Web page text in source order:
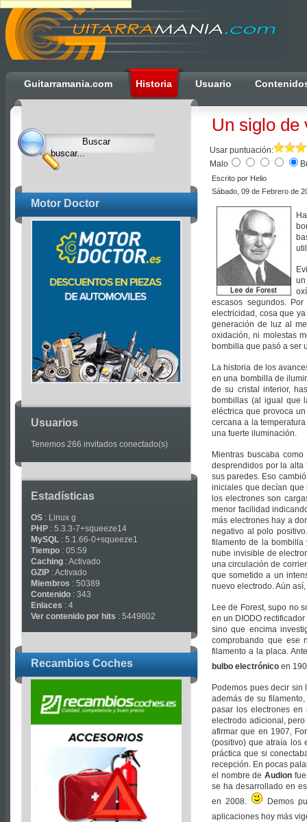
Guitarramania.com Historia Usuario
Motor Doctor
Usuarios
Tenemos 266 invitados conectado(s)
Estadísticas
OS : Linux g
PHP : 5.3.3-7+squeeze14
MySQL : 5.1.66-0+squeeze1
Tiempo : 05:59
Caching : Activado
GZIP : Activado
Miembros : 50389
Contenido : 343
Enlaces : 4
Ver contenido por hits : 5449802
Recambios Coches
Ulti
Clocks,
an
Ulti
Joomla
product
Joomla
Extensions
Joomla
Templates
Un siglo de
Usar puntuación:
Malo
Escrito por Helio
Sábado, 09 de Febrero de
escasos segundos.
electricidad, cosa que
generación de luz al
oxidación, ni molestas
bombilla que pasó a ser
La historia de los
en una bombilla de
de su cristal interior,
bombillas (al igual que
eléctrica que provoca
cercana a la
una fuerte iluminación.
Mientras buscaba
desprendidos por la
sus paredes. Eso
iniciales que decían que
los electrones son
menor facilidad
más electrones hay a
negativo al polo
filamento de la
nube invisible de
una circulación de
que sometido a un
nuevo electrodo. Aún
Lee de Forest, supo no
en un DIODO
sino que encima
comprobando que ese
filamento a la placa.
bulbo electrónico en
Podemos pues decir
además de su
pasar los electrones en
electrodo adicional,
afirmar que en 1907,
(positivo) que atraía los
práctica que si
recepción. En pocas
el nombre deAudion
se ha desarrollado en
en 2008.
Demos
aplicaciones hoy más